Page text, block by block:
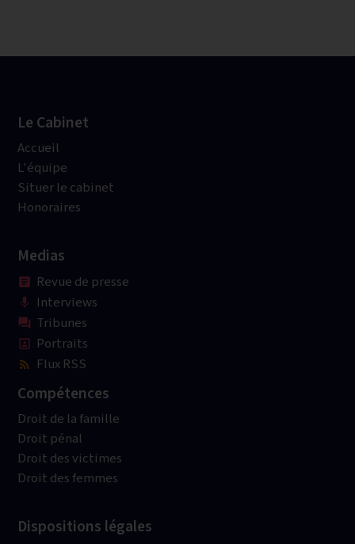
Le Cabinet
Accueil
L'équipe
Situer le cabinet
Honoraires
Medias
article Revue de presse
mic Interviews
question_answer Tribunes
portrait Portraits
rss_feed Flux RSS
Compétences
Droit de la famille
Droit pénal
Droit des victimes
Droit des femmes
Dispositions légales